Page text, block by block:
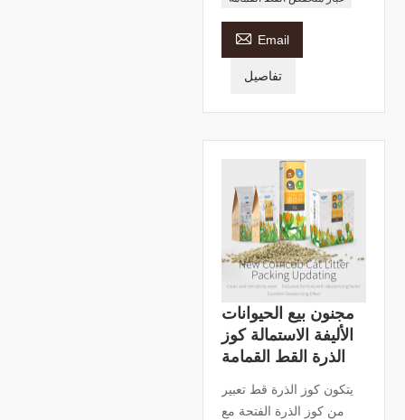
 Email
تفاصيل
مجنون بيع الحيوانات
الأليفة الاستمالة كوز
الذرة القط القمامة
يتكون كوز الذرة قط تعبير
من كوز الذرة الفتحة مع